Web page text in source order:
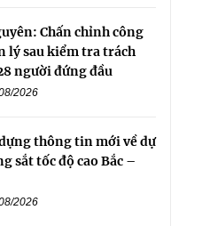
Chấn chỉnh công
lý sau kiểm tra trách
người đứng đầu
2026
thông tin mới về dự
sắt tốc độ cao Bắc –
2026